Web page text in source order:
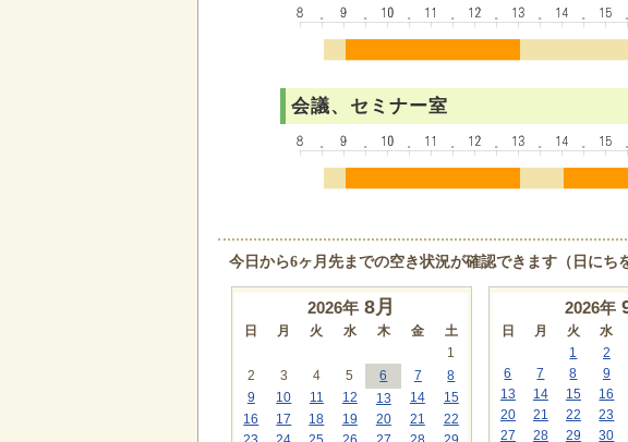
会議、セミナー室
今日から6ヶ月先までの空き状況が確認できます（日にち
2026年 8月
日 月 火 水 木 金
土
1
2
3 4 5 6 7
8
9
10 11 12 13 14
15
16
17 18 19 20 21
22
2026年
日 月 火 水
1
2
6
7 8 9
13
14 15 16
20
21 22 23
27
28 29 30